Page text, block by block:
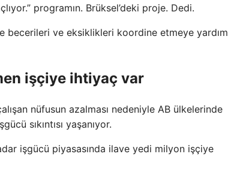
programın. Brüksel’deki proje. Dedi.
becerileri ve eksiklikleri koordine etmeye yardım
işçiye ihtiyaç var
nüfusun azalması nedeniyle AB ülkelerinde
sıkıntısı yaşanıyor.
işgücü piyasasında ilave yedi milyon işçiye